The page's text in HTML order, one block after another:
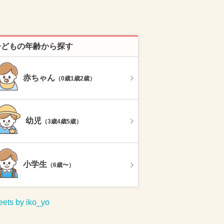
もの年齢から探す
赤ちゃん （0歳1歳2歳）
幼児 （3歳4歳5歳）
小学生 （6歳〜）
by iko_yo